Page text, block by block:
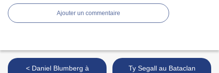
Ajouter un commentaire
< Daniel Blumberg à
Ty Segall au Bataclan